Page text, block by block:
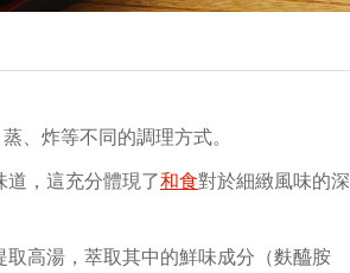
、炸等不同的調理方式。
，這充分體現了和食對於細緻風味的深
高湯，萃取其中的鮮味成分（麩醯胺